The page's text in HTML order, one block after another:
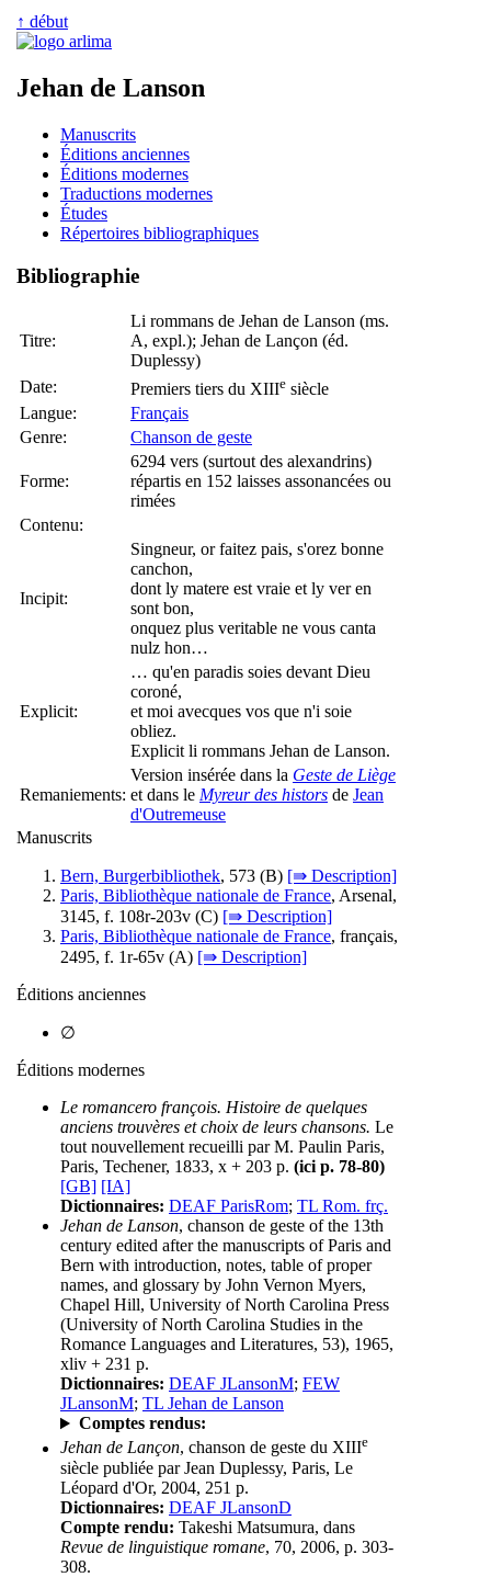
↑ début
Jehan de Lanson
Manuscrits
Éditions anciennes
Éditions modernes
Traductions modernes
Études
Répertoires bibliographiques
Bibliographie
Titre:
Li rommans de Jehan de Lanson (ms.
A, expl.); Jehan de Lançon (éd.
Duplessy)
Date:
Premiers tiers du XIIIe siècle
Langue:
Français
Genre:
Chanson de geste
Forme:
6294 vers (surtout des alexandrins)
répartis en 152 laisses assonancées ou
rimées
Contenu:
Incipit:
Singneur, or faitez pais, s'orez bonne
canchon,
dont ly matere est vraie et ly ver en
sont bon,
onquez plus veritable ne vous canta
nulz hon…
Explicit:
… qu'en paradis soies devant Dieu
coroné,
et moi avecques vos que n'i soie
obliez.
Explicit li rommans Jehan de Lanson.
Remaniements:
Version insérée dans la Geste de Liège
et dans le Myreur des histors de Jean
d'Outremeuse
Manuscrits
Bern, Burgerbibliothek, 573 (B) [⇛ Description]
Paris, Bibliothèque nationale de France, Arsenal,
3145, f. 108r-203v (C) [⇛ Description]
Paris, Bibliothèque nationale de France, français,
2495, f. 1r-65v (A) [⇛ Description]
Éditions anciennes
∅
Éditions modernes
Le romancero françois. Histoire de quelques
anciens trouvères et choix de leurs chansons. Le
tout nouvellement recueilli par M. Paulin Paris,
Paris, Techener, 1833, x + 203 p. (ici p. 78-80)
[GB] [IA]
Dictionnaires: DEAF ParisRom; TL Rom. frç.
Jehan de Lanson, chanson de geste of the 13th
century edited after the manuscripts of Paris and
Bern with introduction, notes, table of proper
names, and glossary by John Vernon Myers,
Chapel Hill, University of North Carolina Press
(University of North Carolina Studies in the
Romance Languages and Literatures, 53), 1965,
xliv + 231 p.
Dictionnaires: DEAF JLansonM; FEW
JLansonM; TL Jehan de Lanson
Comptes rendus:
Jehan de Lançon, chanson de geste du XIIIe
siècle publiée par Jean Duplessy, Paris, Le
Léopard d'Or, 2004, 251 p.
Dictionnaires: DEAF JLansonD
Compte rendu: Takeshi Matsumura, dans
Revue de linguistique romane, 70, 2006, p. 303-
308.